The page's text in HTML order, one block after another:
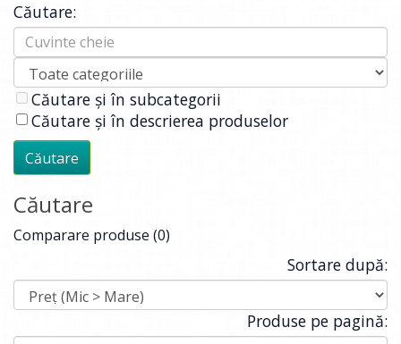
Căutare:
Căutare și în subcategorii
Căutare și în descrierea produselor
Căutare
Comparare produse (0)
Sortare după:
Produse pe pagină: